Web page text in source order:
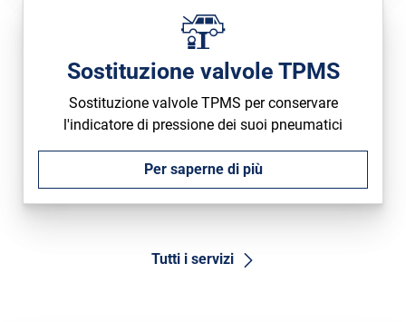
Sostituzione valvole TPMS
Sostituzione valvole TPMS per conservare
l'indicatore di pressione dei suoi pneumatici
Per saperne di più
Tutti i servizi